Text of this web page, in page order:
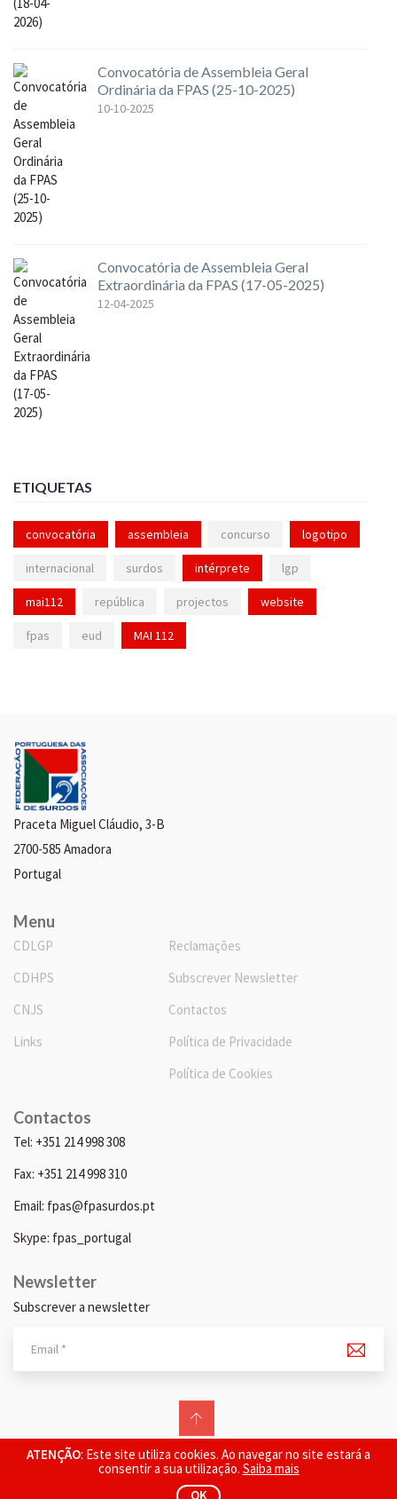
ATENÇÃO: Este site utiliza cookies. Ao navegar no site estará a
consentir a sua utilização. Saiba mais
OK
Convocatória de Assembleia Geral
Ordinária da FPAS (25-10-2025)
10-10-2025
Convocatória de Assembleia Geral
Extraordinária da FPAS (17-05-2025)
12-04-2025
ETIQUETAS
convocatória assembleia concurso logotipo
internacional surdos intérprete lgp
mai112 república projectos website
fpas eud MAI 112
Praceta Miguel Cláudio, 3-B
2700-585 Amadora
Portugal
Menu
CDLGP
CDHPS
CNJS
Links
Reclamações
Subscrever Newsletter
Contactos
Política de Privacidade
Política de Cookies
Contactos
Tel: +351 214 998 308
Fax: +351 214 998 310
Email: fpas@fpasurdos.pt
Skype: fpas_portugal
Newsletter
Subscrever a newsletter
© 2026 FPAS. Todos os direitos reservados.